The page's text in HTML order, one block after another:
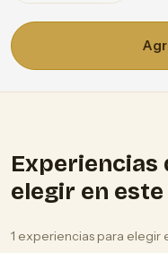
Experiencias
elegir en
1 experiencias para elegir